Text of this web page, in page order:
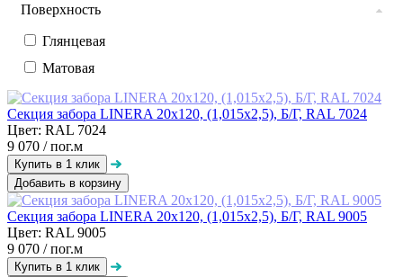
Поверхность
Глянцевая
Матовая
Секция забора LINERA 20х120, (1,015х2,5), Б/Г, RAL 7024
Цвет: RAL 7024
9 070 / пог.м
Добавить в корзину
Секция забора LINERA 20х120, (1,015х2,5), Б/Г, RAL 9005
Цвет: RAL 9005
9 070 / пог.м